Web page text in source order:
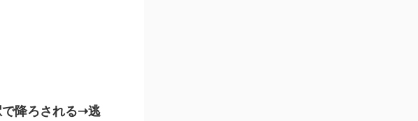
で降ろされる➝逃